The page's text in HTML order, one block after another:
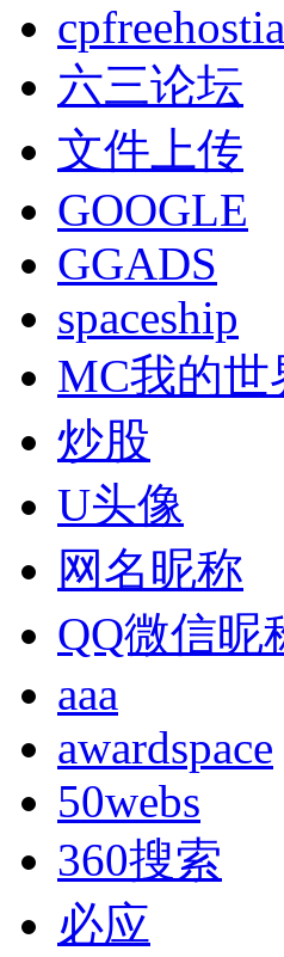
cpfreehostia
六三论坛
文件上传
GOOGLE
GGADS
spaceship
MC我的世
炒股
U头像
网名昵称
QQ微信昵
aaa
awardspace
50webs
360搜索
必应